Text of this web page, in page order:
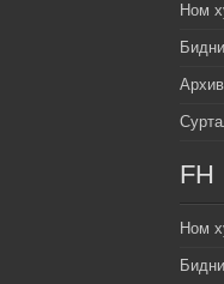
Ном
Архив
FH
Ном